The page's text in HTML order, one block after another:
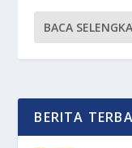
BACA
BERITA